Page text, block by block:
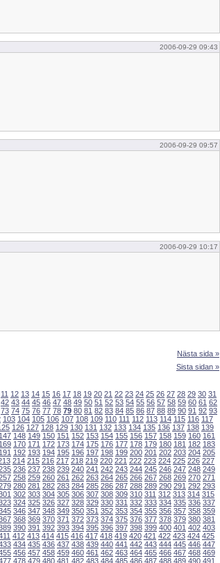
2006-09-29 09:43
2006-09-29 09:57
2006-09-29 10:17
Nästa sida »
Sista sidan »
11 12 13 14 15 16 17 18 19 20 21 22 23 24 25 26 27 28 29 30 31
42 43 44 45 46 47 48 49 50 51 52 53 54 55 56 57 58 59 60 61 62
73 74 75 76 77 78 79 80 81 82 83 84 85 86 87 88 89 90 91 92 93
103 104 105 106 107 108 109 110 111 112 113 114 115 116 117
126 127 128 129 130 131 132 133 134 135 136 137 138 139
147 148 149 150 151 152 153 154 155 156 157 158 159 160 161
169 170 171 172 173 174 175 176 177 178 179 180 181 182 183
191 192 193 194 195 196 197 198 199 200 201 202 203 204 205
214 215 216 217 218 219 220 221 222 223 224 225 226 227
236 237 238 239 240 241 242 243 244 245 246 247 248 249
258 259 260 261 262 263 264 265 266 267 268 269 270 271
280 281 282 283 284 285 286 287 288 289 290 291 292 293
302 303 304 305 306 307 308 309 310 311 312 313 314 315
324 325 326 327 328 329 330 331 332 333 334 335 336 337
346 347 348 349 350 351 352 353 354 355 356 357 358 359
368 369 370 371 372 373 374 375 376 377 378 379 380 381
390 391 392 393 394 395 396 397 398 399 400 401 402 403
412 413 414 415 416 417 418 419 420 421 422 423 424 425
434 435 436 437 438 439 440 441 442 443 444 445 446 447
456 457 458 459 460 461 462 463 464 465 466 467 468 469
478 479 480 481 482 483 484 485 486 487 488 489 490 491